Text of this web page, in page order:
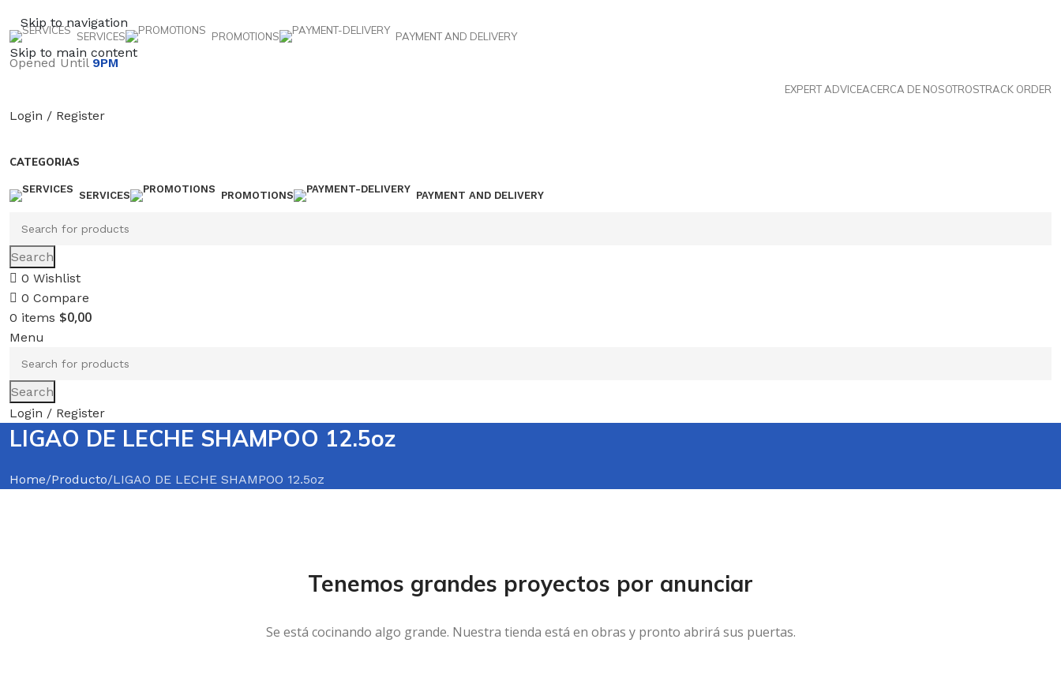
Skip to navigation
Skip to main content
SERVICES PROMOTIONS PAYMENT AND DELIVERY
Opened Until 9PM
EXPERT ADVICEACERCA DE NOSOTROSTRACK ORDER
Login / Register
CATEGORIAS
SERVICES PROMOTIONS PAYMENT AND DELIVERY
Search
0 Wishlist
0 Compare
0 items $0,00
Menu
Search
Login / Register
LIGAO DE LECHE SHAMPOO 12.5oz
Home Producto LIGAO DE LECHE SHAMPOO 12.5oz
Tenemos grandes proyectos por anunciar
Se está cocinando algo grande. Nuestra tienda está en obras y pronto abrirá sus puertas.